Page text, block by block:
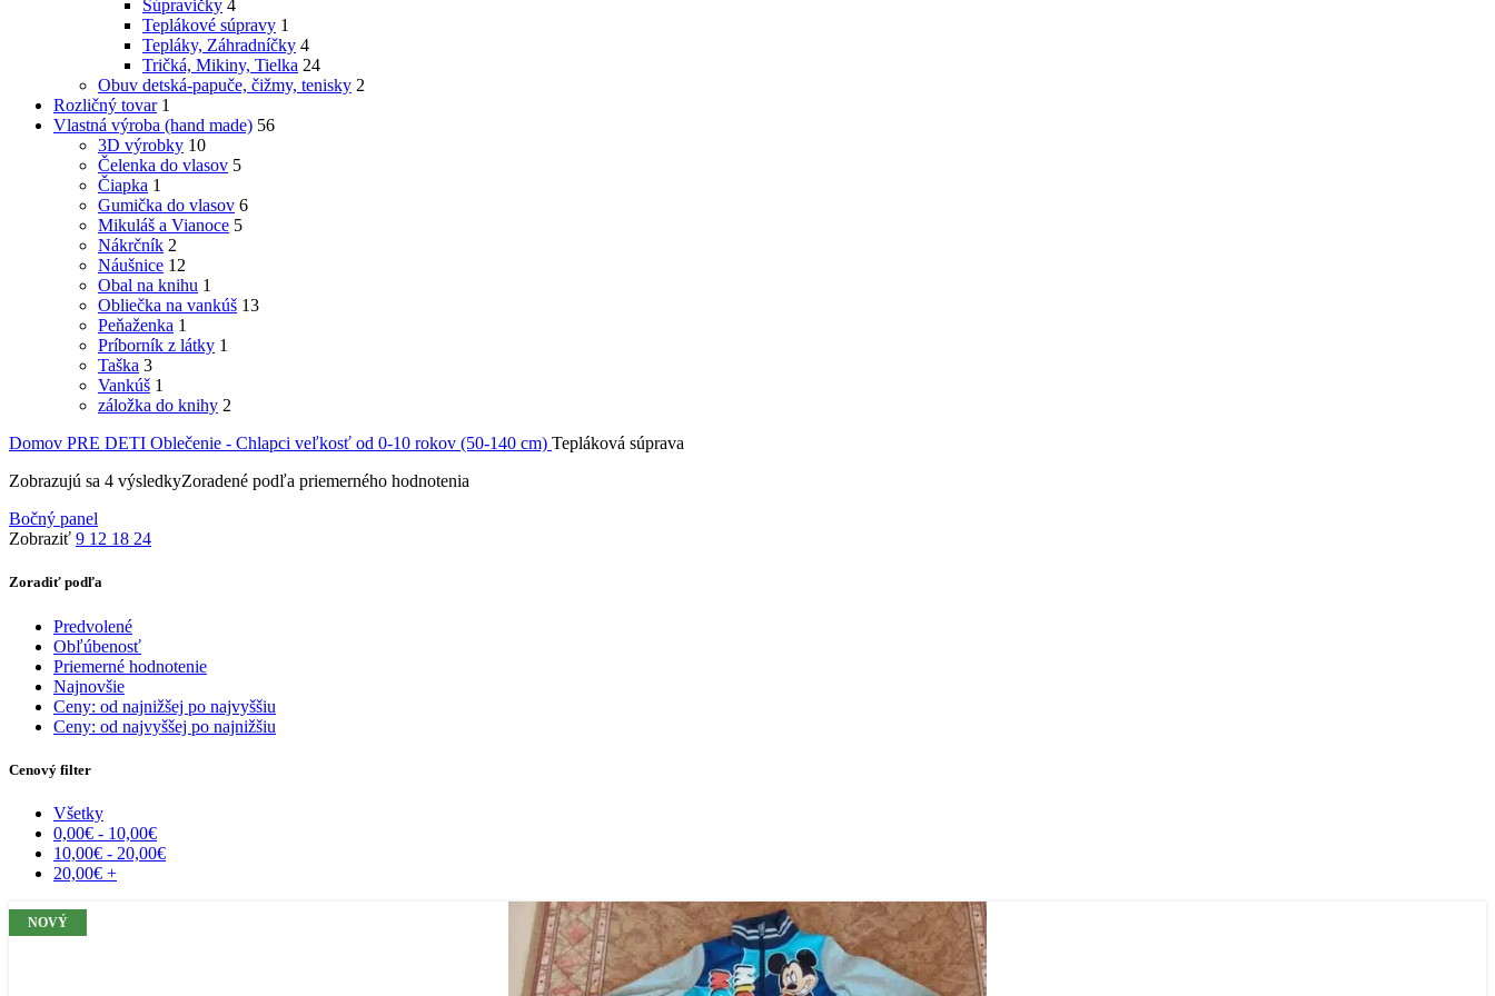
Súpravičky 4
Teplákové súpravy 1
Tepláky, Záhradníčky 4
Tričká, Mikiny, Tielka 24
Obuv detská-papuče, čižmy, tenisky 2
Rozličný tovar 1
Vlastná výroba (hand made) 56
3D výrobky 10
Čelenka do vlasov 5
Čiapka 1
Gumička do vlasov 6
Mikuláš a Vianoce 5
Nákrčník 2
Náušnice 12
Obal na knihu 1
Obliečka na vankúš 13
Peňaženka 1
Príborník z látky 1
Taška 3
Vankúš 1
záložka do knihy 2
Domov PRE DETI Oblečenie - Chlapci veľkosť od 0-10 rokov (50-140 cm) Tepláková súprava
Zobrazujú sa 4 výsledkyZoradené podľa priemerného hodnotenia
Bočný panel
Zobraziť 9 12 18 24
Zoradiť podľa
Predvolené
Obľúbenosť
Priemerné hodnotenie
Najnovšie
Ceny: od najnižšej po najvyššiu
Ceny: od najvyššej po najnižšiu
Cenový filter
Všetky
0,00€ - 10,00€
10,00€ - 20,00€
20,00€ +
NOVÝ